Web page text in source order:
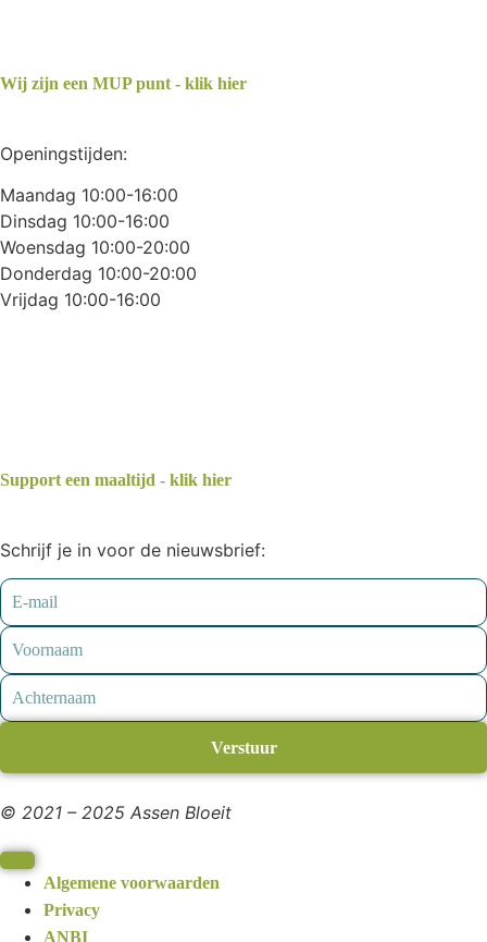
Wij zijn een MUP punt - klik hier
Openingstijden:
Maandag 10:00-16:00
Dinsdag 10:00-16:00
Woensdag 10:00-20:00
Donderdag 10:00-20:00
Vrijdag 10:00-16:00
Support een maaltijd - klik hier
Schrijf je in voor de nieuwsbrief:
Verstuur
© 2021 – 2025 Assen Bloeit
Algemene voorwaarden
Privacy
ANBI